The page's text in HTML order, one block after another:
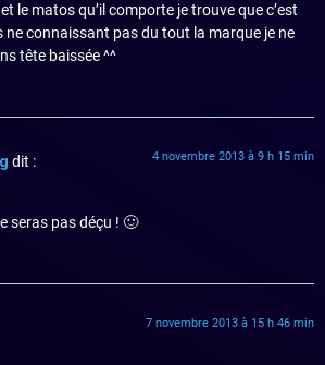
le matos qu’il comporte je trouve que c’est
ne connaissant pas du tout la marque je ne
tête baissée ^^
dit : 4 novembre 2013 à 9 h 15 min
seras pas déçu ! 🙂
7 novembre 2013 à 15 h 46 min